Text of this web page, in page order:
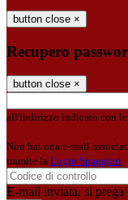
button close ×
Recupero
button close ×
all'indirizzo indicato con le
Non hai una e-mail
tramite la Login Spaggiari
E-mail inviata, si prega